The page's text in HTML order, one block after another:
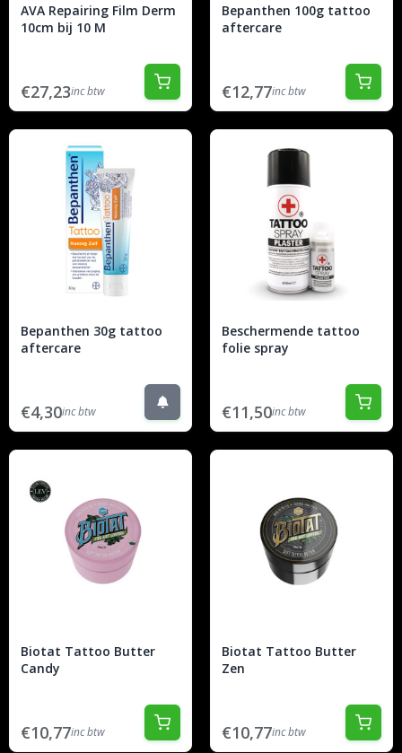
AVA Repairing Film Derm
10cm bij 10 M
€27,23inc btw
Bepanthen 100g tattoo
aftercare
€12,77inc btw
Bepanthen 30g tattoo
aftercare
€4,30inc btw
Beschermende tattoo
folie spray
€11,50inc btw
Biotat Tattoo Butter
Candy
€10,77inc btw
Biotat Tattoo Butter
Zen
€10,77inc btw